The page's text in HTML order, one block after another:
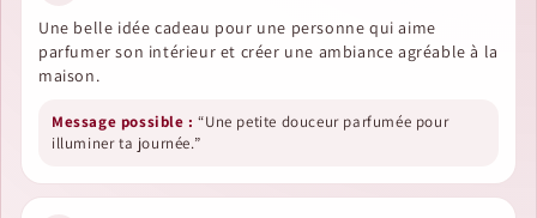
Une belle idée cadeau pour une personne qui aime
parfumer son intérieur et créer une ambiance agréable à la
maison.
Message possible : “Une petite douceur parfumée pour
illuminer ta journée.”